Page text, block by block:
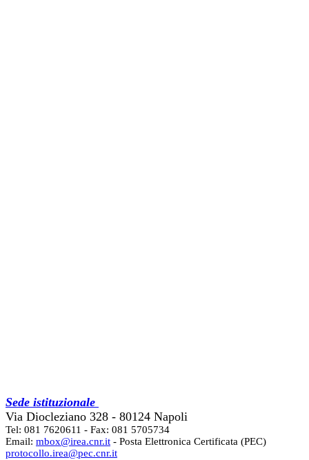
Sede istituzionale
Via Diocleziano 328 - 80124 Napoli
Tel: 081 7620611 - Fax: 081 5705734
Email: mbox@irea.cnr.it - Posta Elettronica Certificata (PEC)
protocollo.irea@pec.cnr.it